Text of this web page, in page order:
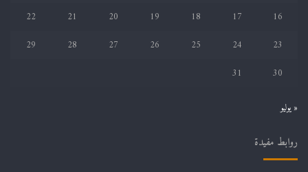
16
17
18
19
20
21
22
23
24
25
26
27
28
29
30
31
« يوليو
روابط مفيدة